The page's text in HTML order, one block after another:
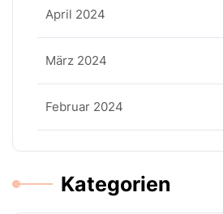
April 2024
März 2024
Februar 2024
Kategorien